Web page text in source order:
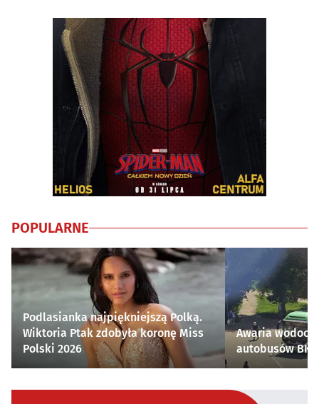
POPULARNE
Podlasianka najpiękniejszą Polką.
Wiktoria Ptak zdobyła koronę Miss
Polski 2026
Awaria
autobusów